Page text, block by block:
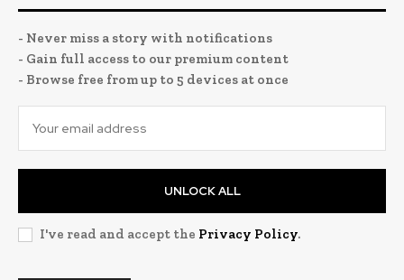
- Never miss a story with notifications
- Gain full access to our premium content
- Browse free from up to 5 devices at once
UNLOCK ALL
I've read and accept the Privacy Policy.